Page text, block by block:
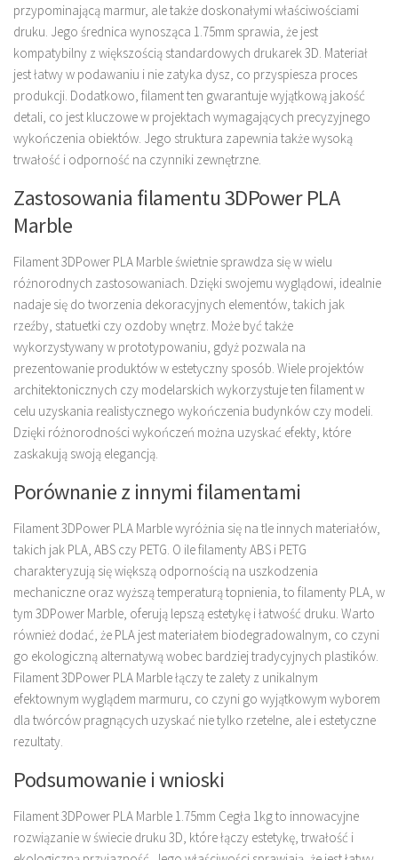
przypominającą marmur, ale także doskonałymi właściwościami
druku. Jego średnica wynosząca 1.75mm sprawia, że jest
kompatybilny z większością standardowych drukarek 3D. Materiał
jest łatwy w podawaniu i nie zatyka dysz, co przyspiesza proces
produkcji. Dodatkowo, filament ten gwarantuje wyjątkową jakość
detali, co jest kluczowe w projektach wymagających precyzyjnego
wykończenia obiektów. Jego struktura zapewnia także wysoką
trwałość i odporność na czynniki zewnętrzne.
Zastosowania filamentu 3DPower PLA
Marble
Filament 3DPower PLA Marble świetnie sprawdza się w wielu
różnorodnych zastosowaniach. Dzięki swojemu wyglądowi, idealnie
nadaje się do tworzenia dekoracyjnych elementów, takich jak
rzeźby, statuetki czy ozdoby wnętrz. Może być także
wykorzystywany w prototypowaniu, gdyż pozwala na
prezentowanie produktów w estetyczny sposób. Wiele projektów
architektonicznych czy modelarskich wykorzystuje ten filament w
celu uzyskania realistycznego wykończenia budynków czy modeli.
Dzięki różnorodności wykończeń można uzyskać efekty, które
zaskakują swoją elegancją.
Porównanie z innymi filamentami
Filament 3DPower PLA Marble wyróżnia się na tle innych materiałów,
takich jak PLA, ABS czy PETG. O ile filamenty ABS i PETG
charakteryzują się większą odpornością na uszkodzenia
mechaniczne oraz wyższą temperaturą topnienia, to filamenty PLA, w
tym 3DPower Marble, oferują lepszą estetykę i łatwość druku. Warto
również dodać, że PLA jest materiałem biodegradowalnym, co czyni
go ekologiczną alternatywą wobec bardziej tradycyjnych plastików.
Filament 3DPower PLA Marble łączy te zalety z unikalnym
efektownym wyglądem marmuru, co czyni go wyjątkowym wyborem
dla twórców pragnących uzyskać nie tylko rzetelne, ale i estetyczne
rezultaty.
Podsumowanie i wnioski
Filament 3DPower PLA Marble 1.75mm Cegła 1kg to innowacyjne
rozwiązanie w świecie druku 3D, które łączy estetykę, trwałość i